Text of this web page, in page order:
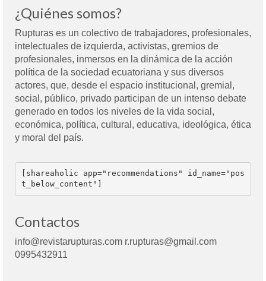
¿Quiénes somos?
Rupturas es un colectivo de trabajadores, profesionales,
intelectuales de izquierda, activistas, gremios de
profesionales, inmersos en la dinámica de la acción
política de la sociedad ecuatoriana y sus diversos
actores, que, desde el espacio institucional, gremial,
social, público, privado participan de un intenso debate
generado en todos los niveles de la vida social,
económica, política, cultural, educativa, ideológica, ética
y moral del país.
[shareaholic app="recommendations" id_name="pos
t_below_content"]
Contactos
info@revistarupturas.com r.rupturas@gmail.com
0995432911